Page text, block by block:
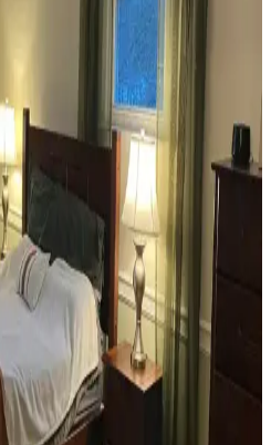
halılar, aydınlatma ve mobilyaların
davetkâr ve fonksiyonel kılar. Doğru
ve dış görünümünü güçlendirir.
Alımı ve Ev
Yöntemleri
mobilya alımı, ekonomik ve özgün
seçim, temizlik ve stil
Halı ve Dolapla
ve Aksesuarların Rolü
uyumu, doğru renk tonları ve
mavi-yeşil alt tonlar ve sıcak
aksesuarlar ise denge oluşturur.
Seçenekleri ve
Rehber